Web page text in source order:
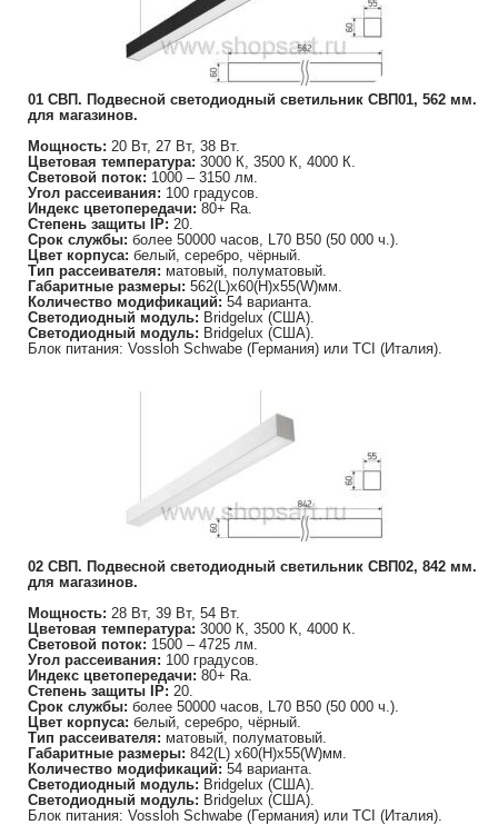
01 СВП. Подвесной светодиодный светильник СВП01, 562 мм.
для магазинов.
Мощность: 20 Вт, 27 Вт, 38 Вт.
Цветовая температура: 3000 К, 3500 К, 4000 К.
Световой поток: 1000 – 3150 лм.
Угол рассеивания: 100 градусов.
Индекс цветопередачи: 80+ Ra.
Степень защиты IP: 20.
Срок службы: более 50000 часов, L70 B50 (50 000 ч.).
Цвет корпуса: белый, серебро, чёрный.
Тип рассеивателя: матовый, полуматовый.
Габаритные размеры: 562(L)х60(H)х55(W)мм.
Количество модификаций: 54 варианта.
Светодиодный модуль: Bridgelux (США).
Светодиодный модуль: Bridgelux (США).
Блок питания: Vossloh Schwabe (Германия) или TCI (Италия).
02 СВП. Подвесной светодиодный светильник СВП02, 842 мм.
для магазинов.
Мощность: 28 Вт, 39 Вт, 54 Вт.
Цветовая температура: 3000 К, 3500 К, 4000 К.
Световой поток: 1500 – 4725 лм.
Угол рассеивания: 100 градусов.
Индекс цветопередачи: 80+ Ra.
Степень защиты IP: 20.
Срок службы: более 50000 часов, L70 B50 (50 000 ч.).
Цвет корпуса: белый, серебро, чёрный.
Тип рассеивателя: матовый, полуматовый.
Габаритные размеры: 842(L) х60(H)х55(W)мм.
Количество модификаций: 54 варианта.
Светодиодный модуль: Bridgelux (США).
Светодиодный модуль: Bridgelux (США).
Блок питания: Vossloh Schwabe (Германия) или TCI (Италия).